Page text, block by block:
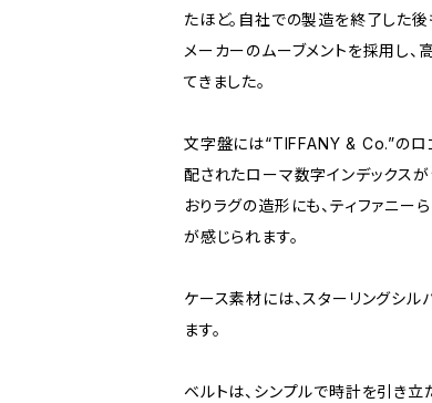
たほど。自社での製造を終了した
メーカーのムーブメントを採用し
てきました。
文字盤には“TIFFANY & Co.”のロ
配されたローマ数字インデックス
おりラグの造形にも、ティファニー
が感じられます。
ケース素材には、スターリングシ
ます。
ベルトは、シンプルで時計を引き